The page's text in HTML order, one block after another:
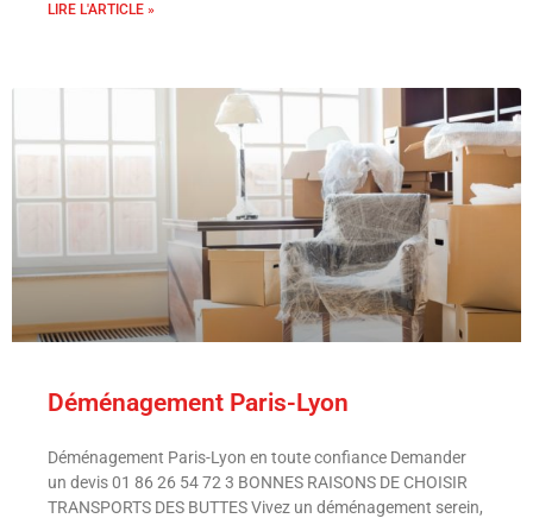
LIRE L'ARTICLE »
Déménagement Paris-Lyon
Déménagement Paris-Lyon en toute confiance Demander
un devis 01 86 26 54 72 3 BONNES RAISONS DE CHOISIR
TRANSPORTS DES BUTTES Vivez un déménagement serein,